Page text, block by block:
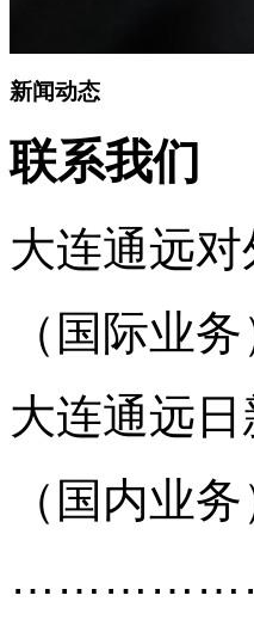
新闻动态
联系我们
大连通远
（国际业务
大连通远
（国内业务